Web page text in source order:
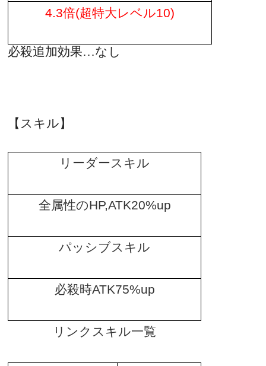
4.3倍(超特大レベル10)
必殺追加効果…なし
【スキル】
リーダースキル
全属性のHP,ATK20%up
パッシブスキル
必殺時ATK75%up
リンクスキル一覧